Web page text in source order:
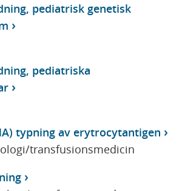
pediatrisk genetisk
pediatriska
typning av erytrocytantigen
transfusionsmedicin